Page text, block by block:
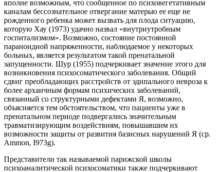
вполне возможным, что сообщенное по психовегетативным
каналам бессознательное отвергание матерью ее еще не
рожденного ребенка может выз­вать для плода ситуацию,
которую Хау (1973) удачно назвал «внутриутробным
госпитализмом». Возможно, состояние постоянной
параноидной напряженнос­ти, наблюдаемое у некоторых
больных, является результатом такой пренаталь­ной
запущенности. Шур (1955) подчеркивает значение этого для
возникнове­ния психосоматического заболевания. Общий
сдвиг преобладающих расстройств от эдипального невроза к
более архаичным формам психических заболеваний,
связанный со структурными дефектами Я, возможно,
объясняется тем обстоя­тельством, что пациенты уже в
пренатальном периоде подвергались значитель­ным
травматизирующим воздействиям, повышавшим их
возможности защиты от развития базисных нарушений Я (ср.
Ammon, I973g).
Представители так называемой парижской школы
психоаналитической психосоматики также подчеркивают